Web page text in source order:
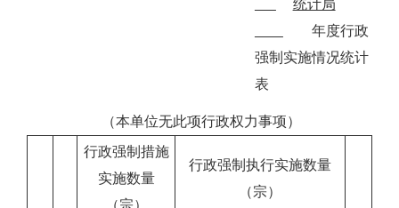
统计局
年度行政
强制实施情况统计
表
（本单位无此项行政权力事项）
行政强制措施
实施数量
（宗）
行政强制执行实施数量
（宗）